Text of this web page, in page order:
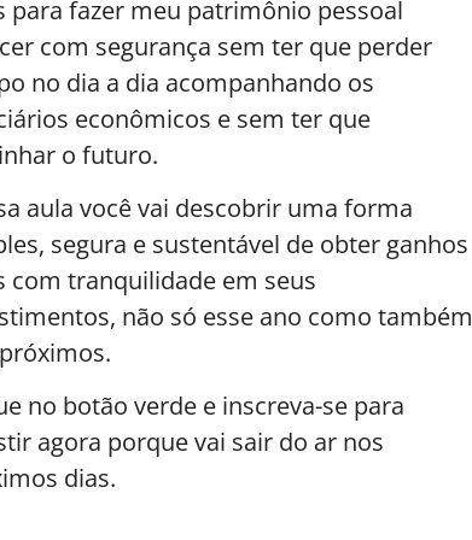
para fazer meu patrimônio pessoal
com segurança sem ter que perder
no dia a dia acompanhando os
econômicos e sem ter que
o futuro.
aula você vai descobrir uma forma
segura e sustentável de obter ganhos
com tranquilidade em seus
não só esse ano como também
no botão verde e inscreva-se para
agora porque vai sair do ar nos
dias.